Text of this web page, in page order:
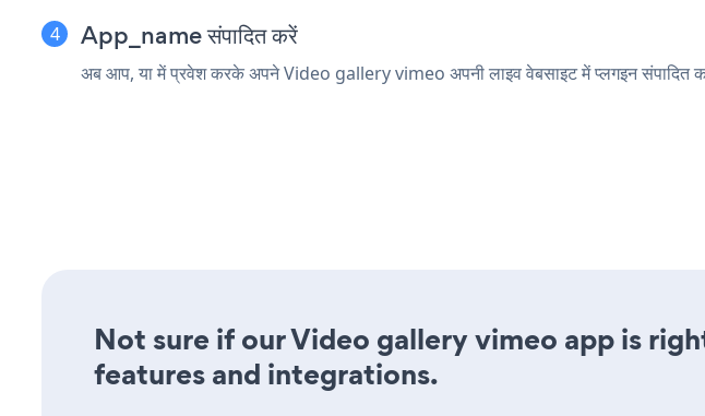
App_name संपादित करें
अब आप, या में प्रवेश करके अपने Video gallery vimeo अपनी लाइव वेबसाइट में प्लगइन संपादित
Not sure if our Video gallery vimeo app is
features and integrations.